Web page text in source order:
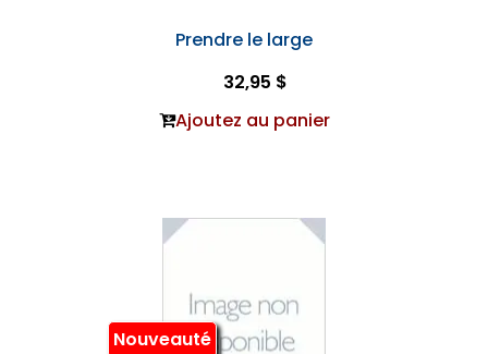
Prendre le large
32,95 $
Ajoutez au panier
Nouveauté